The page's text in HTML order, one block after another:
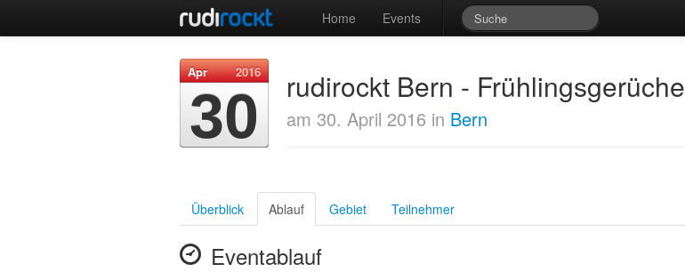
Home Events
2016
Apr
30 rudirockt Bern - Frühlingsgerüche
am 30. April 2016 in Bern
Überblick Ablauf Gebiet Teilnehmer
Eventablauf